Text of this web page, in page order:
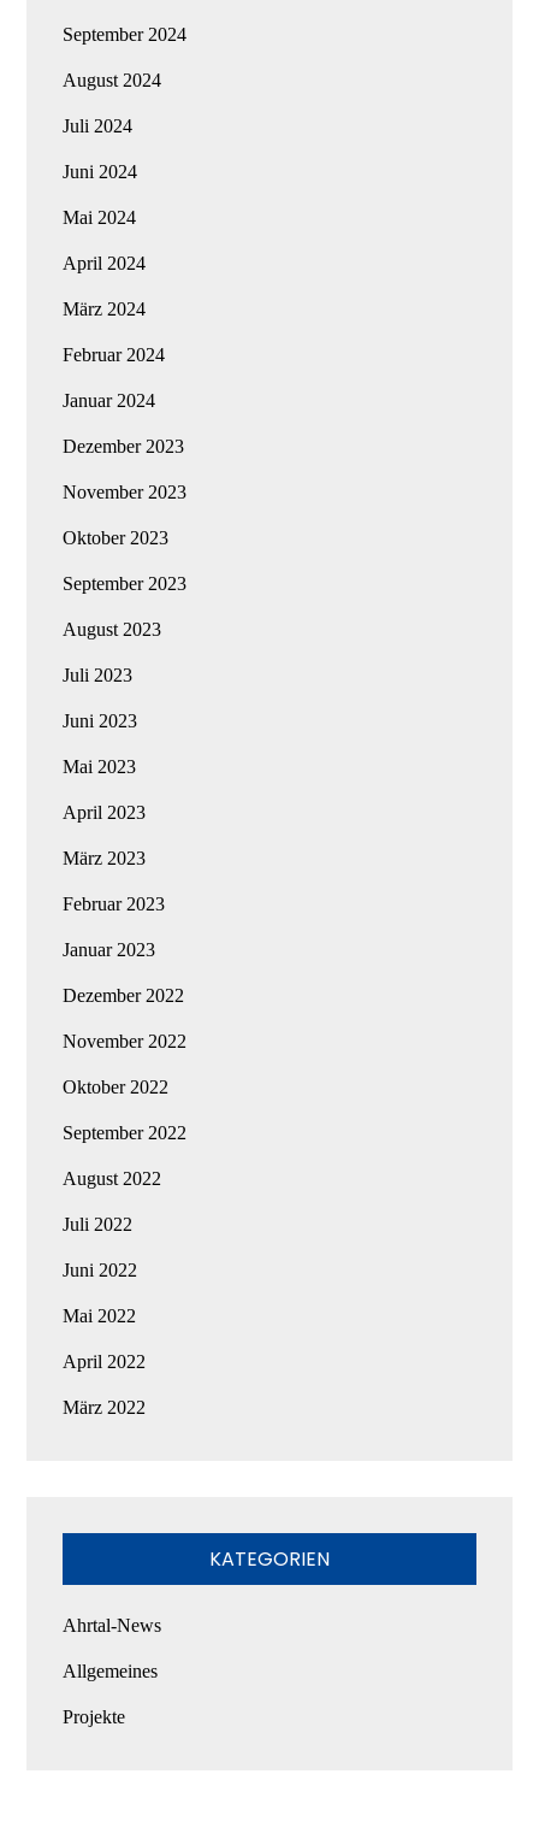
September 2024
August 2024
Juli 2024
Juni 2024
Mai 2024
April 2024
März 2024
Februar 2024
Januar 2024
Dezember 2023
November 2023
Oktober 2023
September 2023
August 2023
Juli 2023
Juni 2023
Mai 2023
April 2023
März 2023
Februar 2023
Januar 2023
Dezember 2022
November 2022
Oktober 2022
September 2022
August 2022
Juli 2022
Juni 2022
Mai 2022
April 2022
März 2022
KATEGORIEN
Ahrtal-News
Allgemeines
Projekte